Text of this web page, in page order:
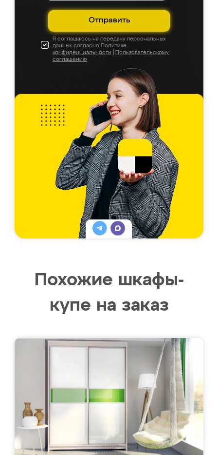
Отправить
Я соглашаюсь на передачу персональных
данных согласно Политике
конфиденциальности
Пользовательскому
соглашению
Похожие шкафы-
купе на заказ